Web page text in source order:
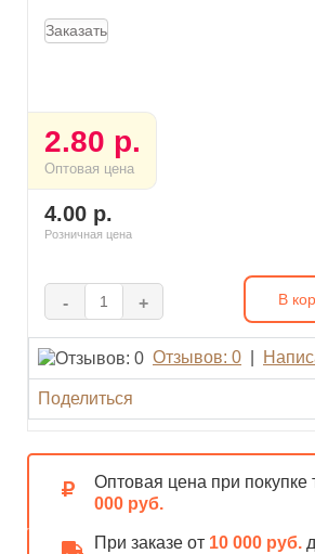
Заказать
2.80 р.
Оптовая цена
4.00 р.
Розничная цена
- + В
Отзывов: 0
Поделиться
Оптовая цена при покупке
000 руб.
При заказе от 10 000 руб.